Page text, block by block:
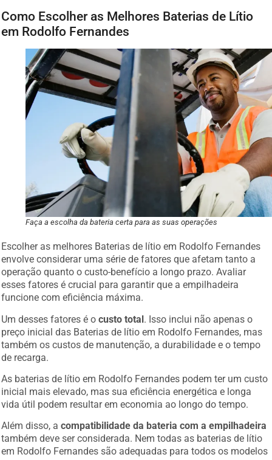
Como Escolher as Melhores Baterias de Lítio
em Rodolfo Fernandes
Faça a escolha da bateria certa para as suas operações
Escolher as melhores Baterias de lítio em Rodolfo Fernandes
envolve considerar uma série de fatores que afetam tanto a
operação quanto o custo-benefício a longo prazo. Avaliar
esses fatores é crucial para garantir que a empilhadeira
funcione com eficiência máxima.
Um desses fatores é ocusto total. Isso inclui não apenas o
preço inicial das Baterias de lítio em Rodolfo Fernandes, mas
também os custos de manutenção, a durabilidade e o tempo
de recarga.
As baterias de lítio em Rodolfo Fernandes podem ter um custo
inicial mais elevado, mas sua eficiência energética e longa
vida útil podem resultar em economia ao longo do tempo.
Além disso, acompatibilidade da bateria com a empilhadeira
também deve ser considerada. Nem todas as baterias de lítio
em Rodolfo Fernandes são adequadas para todos os modelos